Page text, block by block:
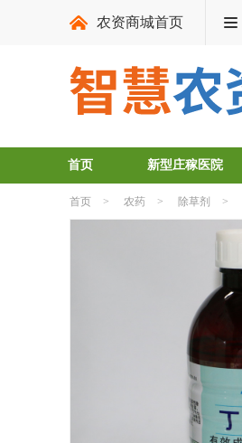
农资商城首页
首页 新型庄稼医院
首页 > 农药 > 除草剂 >